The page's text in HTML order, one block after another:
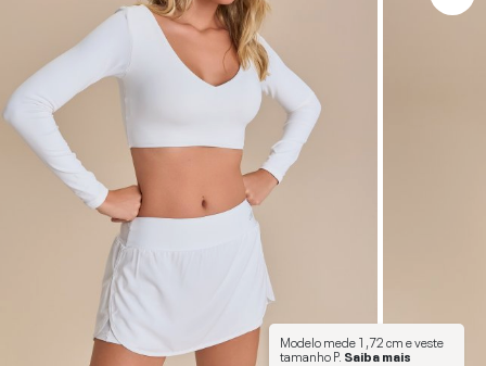
Modelo mede1,72 cme veste
tamanhoP. Saiba mais